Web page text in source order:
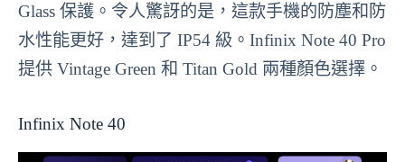
Glass 保護。令人驚訝的是，這款手機的防塵和防
水性能更好，達到了 IP54 級。Infinix Note 40 Pro
提供 Vintage Green 和 Titan Gold 兩種顏色選擇。
Infinix Note 40